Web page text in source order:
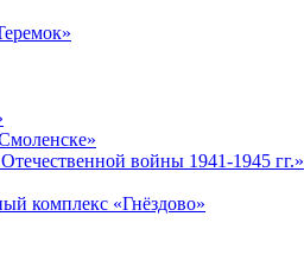
войны 1941-1945 гг.»
комплекс «Гнёздово»